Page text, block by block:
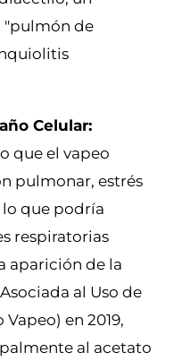
"pulmón de
Celular:
que el vapeo
pulmonar, estrés
que podría
respiratorias
aparición de la
al Uso de
en 2019,
al acetato